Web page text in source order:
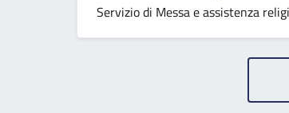
Servizio di Messa e assistenza